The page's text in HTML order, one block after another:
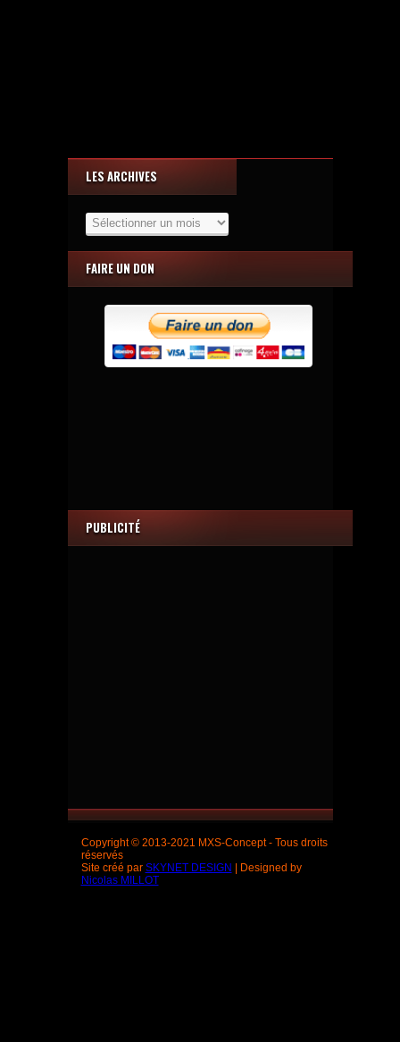
LES ARCHIVES
Archives
FAIRE UN DON
PUBLICITÉ
Copyright © 2013-2021 MXS-Concept - Tous droits
réservés
Site créé par SKYNET DESIGN
| Designed by
Nicolas MILLOT